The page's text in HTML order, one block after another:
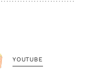
YOUTUBE